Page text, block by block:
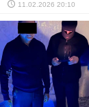
11.02.2026 20:10